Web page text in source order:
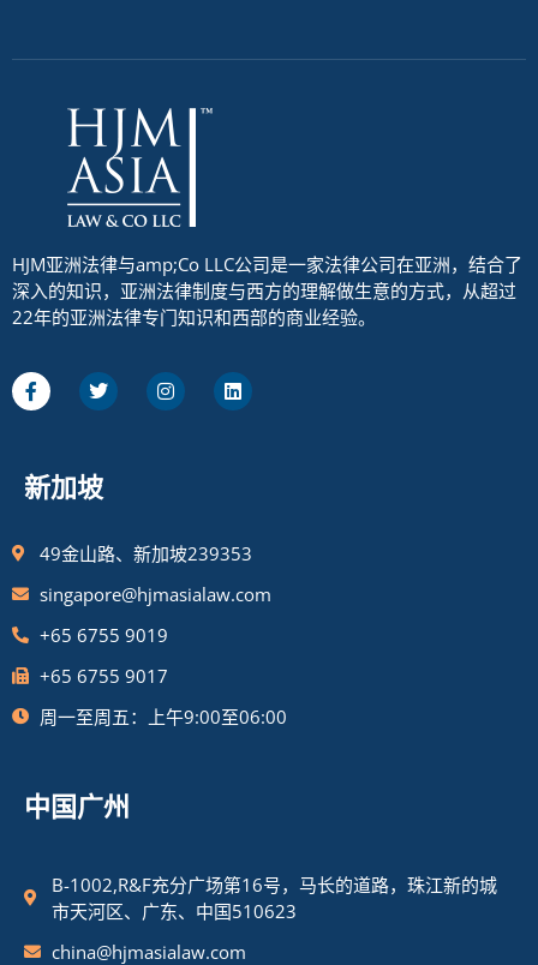
HJM亚洲法律与amp;Co LLC公司是一家法律公司在亚洲，结合了
深入的知识，亚洲法律制度与西方的理解做生意的方式，从超过
22年的亚洲法律专门知识和西部的商业经验。
新加坡
49金山路、新加坡239353
singapore@hjmasialaw.com
+65 6755 9019
+65 6755 9017
周一至周五：上午9:00至06:00
中国广州
B-1002,R&F充分广场第16号，马长的道路，珠江新的城
市天河区、广东、中国510623
china@hjmasialaw.com